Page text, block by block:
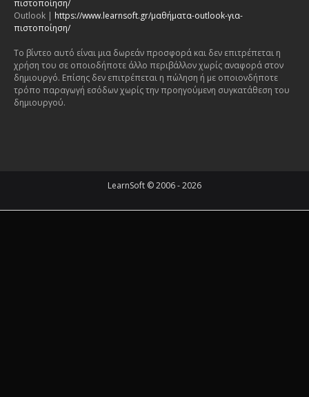
πιστοποίηση/
Outlook | https://www.learnsoft.gr/μαθήματα-outlook-για-
πιστοποίηση/
Το βίντεο αυτό είναι μια δωρεάν προσφορά και δεν επιτρέπεται η
χρήση του σε οποιοδήποτε άλλο περιβάλλον χωρίς αναφορά στον
δημιουργό. Επίσης δεν επιτρέπεται η πώληση ή με οποιονδήποτε
τρόπο παραγωγή εσόδων χωρίς την προηγούμενη συγκατάθεση του
δημιουργού.
LearnSoft © 2006 - 2026